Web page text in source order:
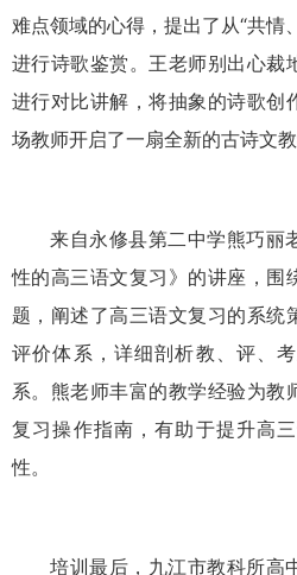
难点领域的心得，提出了从“共情
进行诗歌鉴赏。王老师别出心裁
进行对比讲解，将抽象的诗歌创
场教师开启了一扇全新的古诗文教
来自永修县第二中学熊巧丽
性的高三语文复习》的讲座，围
题，阐述了高三语文复习的系统
评价体系，详细剖析教、评、
系。熊老师丰富的教学经验为教
复习操作指南，有助于提升高
性。
培训最后，九江市教科所高